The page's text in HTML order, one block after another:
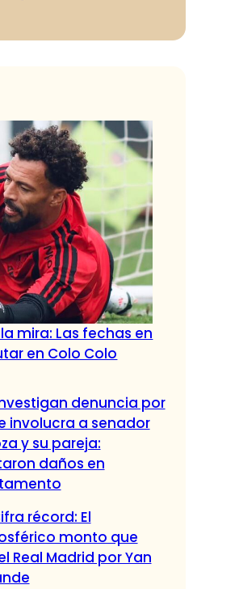
mira: Las fechas en
en Colo Colo
denuncia por
involucra a senador
y su pareja:
daños en
récord: El
monto que
Real Madrid por Yan